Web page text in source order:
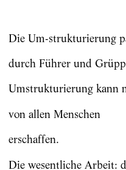
Die Um-strukturierung
durch Führer und
Umstrukturierung kann
von allen Menschen
erschaffen.
Die wesentliche Arbeit: